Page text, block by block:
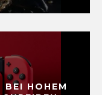
HOHEM